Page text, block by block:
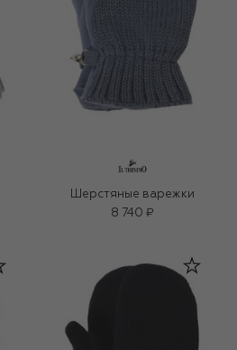
Шерстяные варежки
8 740 ₽